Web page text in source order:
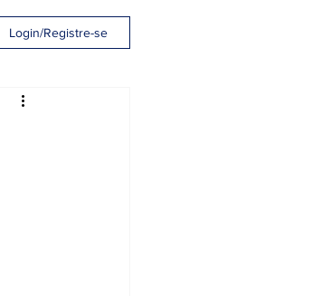
Login/Registre-se